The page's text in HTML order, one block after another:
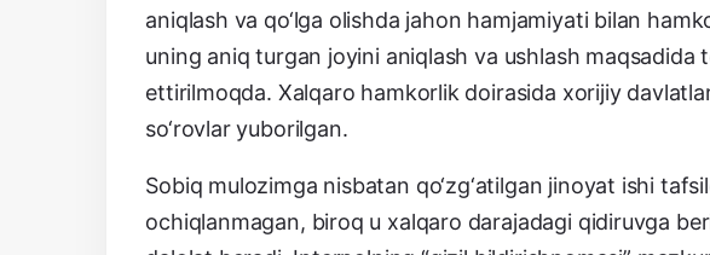
aniqlash va qo‘lga olishda jahon hamjamiyati bilan
uning aniq turgan joyini aniqlash va ushlash
ettirilmoqda. Xalqaro hamkorlik doirasida xorijiy
so‘rovlar yuborilgan.
Sobiq mulozimga nisbatan qo‘zg‘atilgan jinoyat ishi
ochiqlanmagan, biroq u xalqaro darajadagi qidiruvga